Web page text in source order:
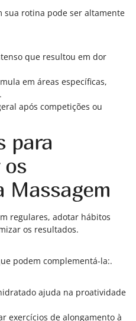
sua rotina pode ser altamente
que resultou em dor
em áreas específicas,
após competições ou
para
Massagem
regulares, adotar hábitos
os resultados.
podem complementá-la:.
ajuda na proatividade
exercícios de alongamento à